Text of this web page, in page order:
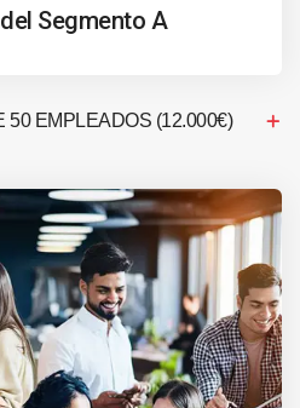
Segmento A
50 EMPLEADOS (12.000€)